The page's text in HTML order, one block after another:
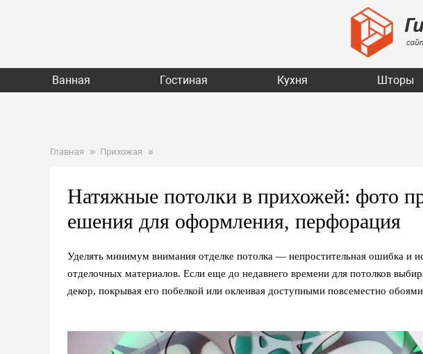
Ванная Гостиная Кухня Шторы
Главная Прихожая
Натяжные потолки в прихожей: фото
ешения для оформления, перфорация
Уделять минимум внимания отделке потолка — непростительная ошибка и
отделочных материалов. Если еще до недавнего времени для потолков
декор, покрывая его побелкой или оклеивая доступными повсеместно